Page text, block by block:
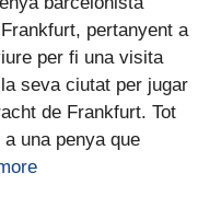
pertanyent a
per fi una visita
seva ciutat per jugar
de Frankfurt. Tot
una penya que